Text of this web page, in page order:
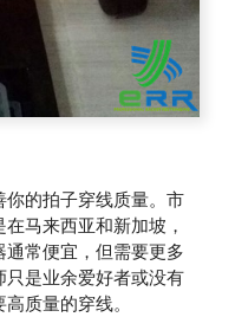
的拍子穿线质量。市
马来西亚和新加坡，
常便宜，但需要更多
是业余爱好者或没有
质量的穿线。